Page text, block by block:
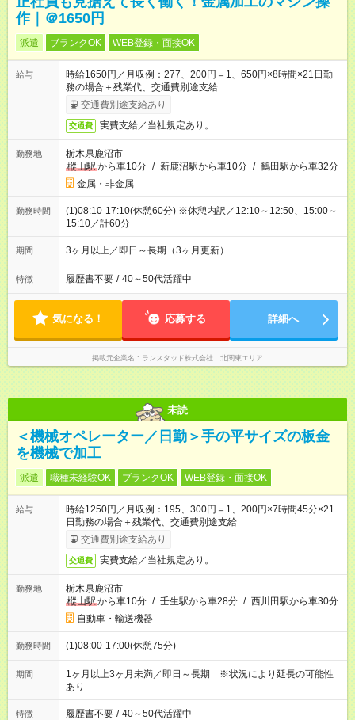
作｜＠1650円
派遣 ブランクOK WEB登録・面接OK
給与
時給1650円／月収例：277、200円＝1、650円×8時間×21日勤
務の場合＋残業代、交通費別途支給
交通費別途支給あり
交通費 実費支給／当社規定あり。
勤務地
栃木県鹿沼市
樅山駅から車10分 / 新鹿沼駅から車10分 / 鶴田駅から車32分
金属・非金属
勤務時間
(1)08:10-17:10(休憩60分) ※休憩内訳／12:10～12:50、15:00～
15:10／計60分
期間 3ヶ月以上／即日～長期（3ヶ月更新）
特徴 履歴書不要 / 40～50代活躍中
気になる！ 応募する 詳細へ
掲載元企業名 ランスタッド株式会社 北関東エリア
未読
＜機械オペレーター／日勤＞手の平サイズの板金
を機械で加工
派遣 職種未経験OK ブランクOK WEB登録・面接OK
給与
時給1250円／月収例：195、300円＝1、200円×7時間45分×21
日勤務の場合＋残業代、交通費別途支給
交通費別途支給あり
交通費 実費支給／当社規定あり。
勤務地
栃木県鹿沼市
樅山駅から車10分 / 壬生駅から車28分 / 西川田駅から車30分
自動車・輸送機器
勤務時間 (1)08:00-17:00(休憩75分)
期間
1ヶ月以上3ヶ月未満／即日～長期 ※状況により延長の可能性
あり
特徴 履歴書不要 / 40～50代活躍中